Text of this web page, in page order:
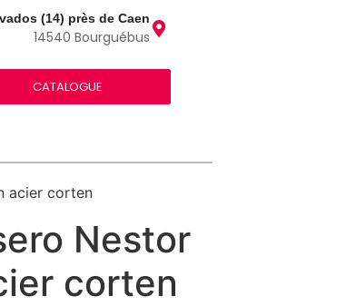
(14) près de Caen
14540 Bourguébus
CATALOGUE
acier corten
Nestor
corten